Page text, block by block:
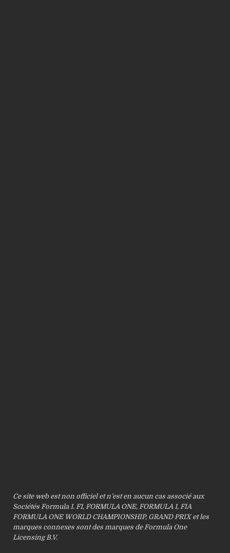
Ce site web est non officiel et n’est en aucun cas associé aux
Sociétés Formula 1. F1, FORMULA ONE, FORMULA 1, FIA
FORMULA ONE WORLD CHAMPIONSHIP, GRAND PRIX et les
marques connexes sont des marques de Formula One
Licensing B.V.